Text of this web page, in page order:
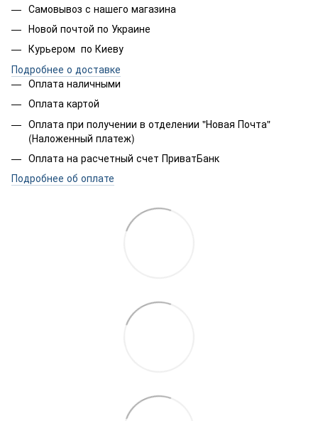
Самовывоз с нашего магазина
Новой почтой по Украине
Курьером по Киеву
Подробнее о доставке
Оплата наличными
Оплата картой
Оплата при получении в отделении "Новая Почта"
(Наложенный платеж)
Оплата на расчетный счет ПриватБанк
Подробнее об оплате